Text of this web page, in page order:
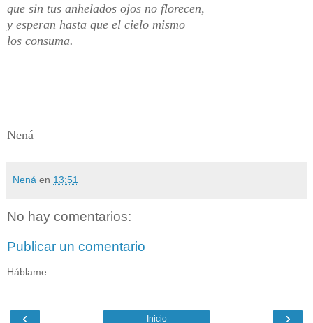
que sin tus anhelados ojos no florecen,
y esperan hasta que el cielo mismo
los consuma.
Nená
Nená en 13:51
No hay comentarios:
Publicar un comentario
Háblame
‹ ›
Inicio